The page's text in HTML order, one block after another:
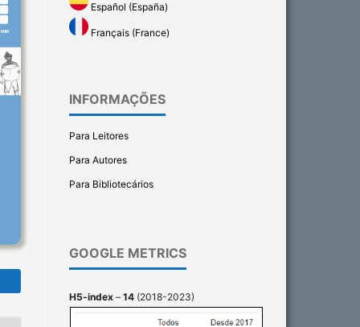
Español (España)
Français (France)
INFORMAÇÕES
Para Leitores
Para Autores
Para Bibliotecários
GOOGLE METRICS
H5-index – 14 (2018-2023)